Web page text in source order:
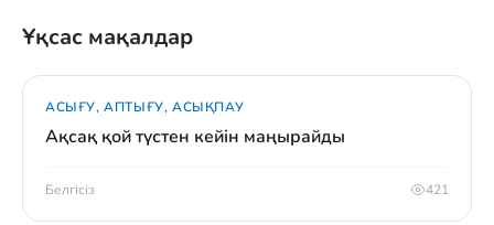
Ұқсас мақалдар
АСЫҒУ, АПТЫҒУ, АСЫҚПАУ
Ақсақ қой түстен кейін маңырайды
Белгісіз 421